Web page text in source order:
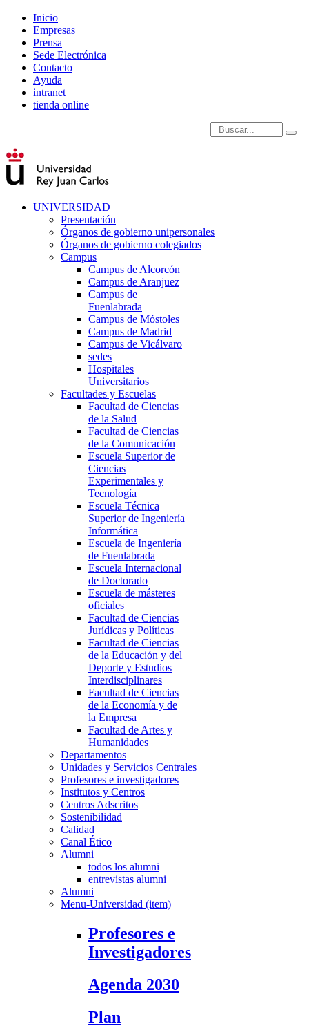
Inicio
Empresas
Prensa
Sede Electrónica
Contacto
Ayuda
intranet
tienda online
Introduce términos de
UNIVERSIDAD
Presentación
Órganos de gobierno unipersonales
Órganos de gobierno colegiados
Campus
Campus de Alcorcón
Campus de Aranjuez
Campus de
Fuenlabrada
Campus de Móstoles
Campus de Madrid
Campus de Vicálvaro
sedes
Hospitales
Universitarios
Facultades y Escuelas
Facultad de Ciencias
de la Salud
Facultad de Ciencias
de la Comunicación
Escuela Superior de
Ciencias
Experimentales y
Tecnología
Escuela Técnica
Superior de Ingeniería
Informática
Escuela de Ingeniería
de Fuenlabrada
Escuela Internacional
de Doctorado
Escuela de másteres
oficiales
Facultad de Ciencias
Jurídicas y Políticas
Facultad de Ciencias
de la Educación y del
Deporte y Estudios
Interdisciplinares
Facultad de Ciencias
de la Economía y de
la Empresa
Facultad de Artes y
Humanidades
Departamentos
Unidades y Servicios Centrales
Profesores e investigadores
Institutos y Centros
Centros Adscritos
Sostenibilidad
Calidad
Canal Ético
Alumni
todos los alumni
entrevistas alumni
Alumni
Menu-Universidad (item)
Profesores e
Investigadores
Agenda 2030
Plan